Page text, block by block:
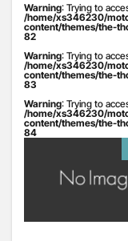
Warning: Trying to
/home/xs346230/
content/themes/the-
82
Warning: Trying to
/home/xs346230/
content/themes/the-
83
Warning: Trying to
/home/xs346230/
content/themes/the-
84